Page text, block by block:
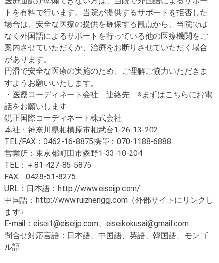
トを有料で行います。当院が提供するサポートを拒否した
場合は、安全な医療の提供を確保する観点から、当院では
なく外国語によるサポートを行っている他の医療機関をご
案内させていただくか、治療をお断りさせていただく場合
があります。
円滑で安全な医療の実施のため、ご理解ご協力いただきま
すようお願いいたします。
・医療コーディネート会社 連絡先 ※まずはこちらにお電
話をお願いします
鋭正国際コーディネート株式会社
本社：神奈川県相模原市相武台1-26-13-202
TEL/FAX：0462-16-8875携帯：070-1188-6888
営業所：東京都町田市森野1-33-18-204
TEL：＋81-427-85-5876
FAX：0428-51-8275
URL：日本語：http://www.eiseijp.com/
中国語：http://www.ruizhenggj.com（外部サイトにリンクし
ます）
E-mail：eisei1@eiseijp.com、eiseikokusai@gmail.com
問合せ対応言語：日本語、中国語、英語、韓国語、モンゴ
ル語